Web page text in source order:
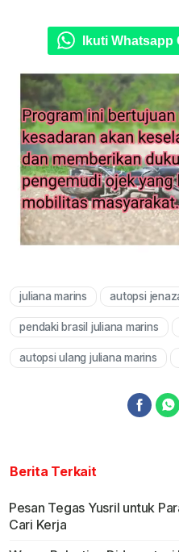
Ikuti
juliana marins autopsi
pendaki brasil juliana marins
autopsi ulang juliana marins
Berita Terkait
Pesan Tegas Yusril untuk
Cari Kerja